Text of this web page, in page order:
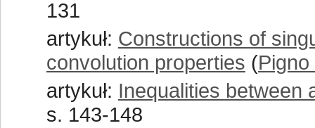
131
artykuł: Constructions of
convolution properties (Pigno
artykuł: Inequalities between
s. 143-148